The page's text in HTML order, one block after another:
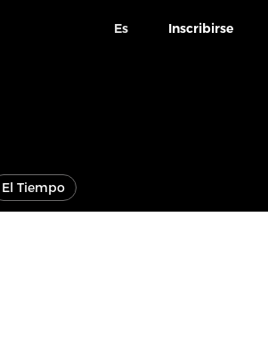
Es Inscribirse
El Tiempo